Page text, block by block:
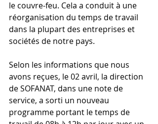
le couvre-feu. Cela a conduit à une
réorganisation du temps de travail
dans la plupart des entreprises et
sociétés de notre pays.
Selon les informations que nous
avons reçues, le 02 avril, la direction
de SOFANAT, dans une note de
service, a sorti un nouveau
programme portant le temps de